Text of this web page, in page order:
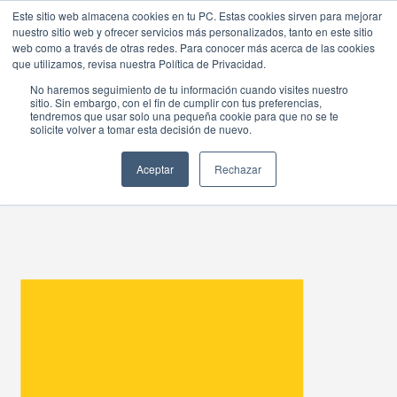
Este sitio web almacena cookies en tu PC. Estas cookies sirven para mejorar
nuestro sitio web y ofrecer servicios más personalizados, tanto en este sitio
web como a través de otras redes. Para conocer más acerca de las cookies
que utilizamos, revisa nuestra Política de Privacidad.
No haremos seguimiento de tu información cuando visites nuestro
sitio. Sin embargo, con el fin de cumplir con tus preferencias,
tendremos que usar solo una pequeña cookie para que no se te
solicite volver a tomar esta decisión de nuevo.
Aceptar Rechazar
NEXSYS CONNECT
ACADEMY